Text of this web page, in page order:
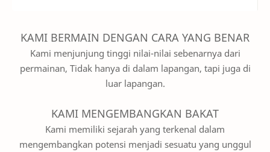
KAMI BERMAIN DENGAN CARA YANG BENAR
Kami menjunjung tinggi nilai-nilai sebenarnya dari
permainan, Tidak hanya di dalam lapangan, tapi juga di
luar lapangan.
KAMI MENGEMBANGKAN BAKAT
Kami memiliki sejarah yang terkenal dalam
mengembangkan potensi menjadi sesuatu yang unggul